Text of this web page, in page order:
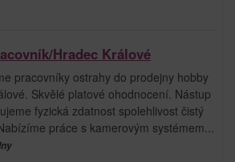
Hradec Králové
pracovníky ostrahy do prodejny hobby
Skvělé platové ohodnocení. Nástup
fyzická zdatnost spolehlivost čistý
práce s kamerovým systémem...